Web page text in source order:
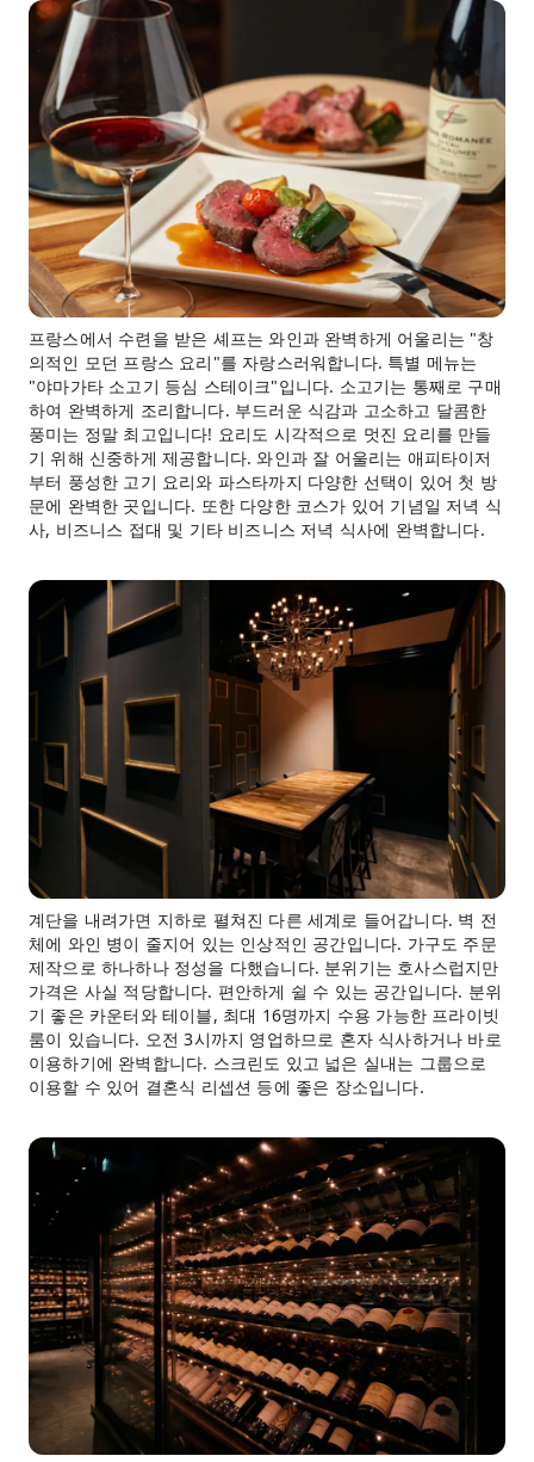
프랑스에서 수련을 받은 셰프는 와인과 완벽하게 어울리는 "창
의적인 모던 프랑스 요리"를 자랑스러워합니다. 특별 메뉴는
"야마가타 소고기 등심 스테이크"입니다. 소고기는 통째로 구매
하여 완벽하게 조리합니다. 부드러운 식감과 고소하고 달콤한
풍미는 정말 최고입니다! 요리도 시각적으로 멋진 요리를 만들
기 위해 신중하게 제공합니다. 와인과 잘 어울리는 애피타이저
부터 풍성한 고기 요리와 파스타까지 다양한 선택이 있어 첫 방
문에 완벽한 곳입니다. 또한 다양한 코스가 있어 기념일 저녁 식
사, 비즈니스 접대 및 기타 비즈니스 저녁 식사에 완벽합니다.
계단을 내려가면 지하로 펼쳐진 다른 세계로 들어갑니다. 벽 전
체에 와인 병이 줄지어 있는 인상적인 공간입니다. 가구도 주문
제작으로 하나하나 정성을 다했습니다. 분위기는 호사스럽지만
가격은 사실 적당합니다. 편안하게 쉴 수 있는 공간입니다. 분위
기 좋은 카운터와 테이블, 최대 16명까지 수용 가능한 프라이빗
룸이 있습니다. 오전 3시까지 영업하므로 혼자 식사하거나 바로
이용하기에 완벽합니다. 스크린도 있고 넓은 실내는 그룹으로
이용할 수 있어 결혼식 리셉션 등에 좋은 장소입니다.